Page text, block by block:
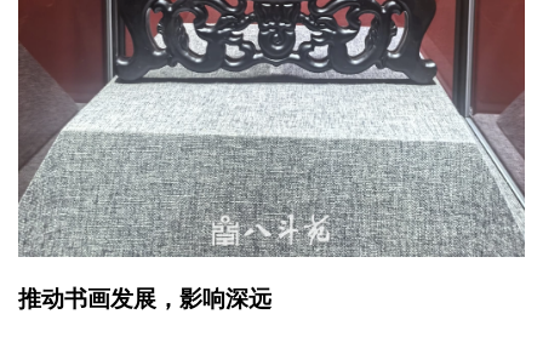
推动书画发展，影响深远